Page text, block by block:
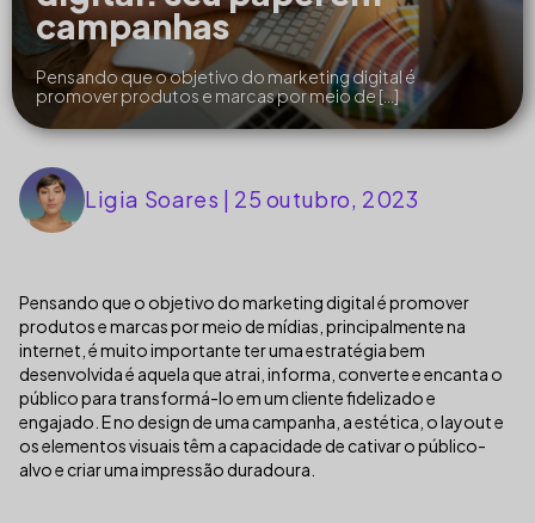
campanhas
Pensando que o objetivo do marketing digital é
promover produtos e marcas por meio de […]
Ligia Soares | 25 outubro, 2023
Pensando que o objetivo do marketing digital é promover
produtos e marcas por meio de mídias, principalmente na
internet, é muito importante ter uma estratégia bem
desenvolvida é aquela que atrai, informa, converte e encanta o
público para transformá-lo em um cliente fidelizado e
engajado. E no design de uma campanha, a estética, o layout e
os elementos visuais têm a capacidade de cativar o público-
alvo e criar uma impressão duradoura.